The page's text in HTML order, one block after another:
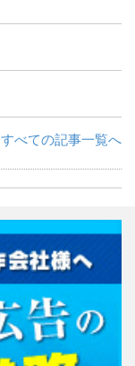
すべての記事一覧へ